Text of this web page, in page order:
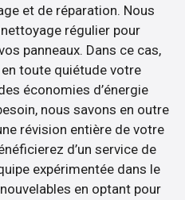
et de réparation. Nous
régulier pour
panneaux. Dans ce cas,
toute quiétude votre
économies d’énergie
nous savons en outre
révision entière de votre
d’un service de
expérimentée dans le
en optant pour